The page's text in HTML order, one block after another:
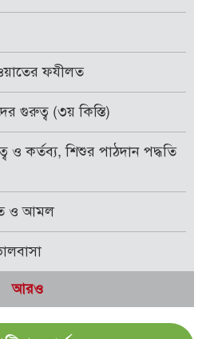
ফযীলত
গুরুত্ব (৩য় কিস্তি)
ও কর্তব্য, শিশুর পাঠদান পদ্ধতি
ও আমল
আরও